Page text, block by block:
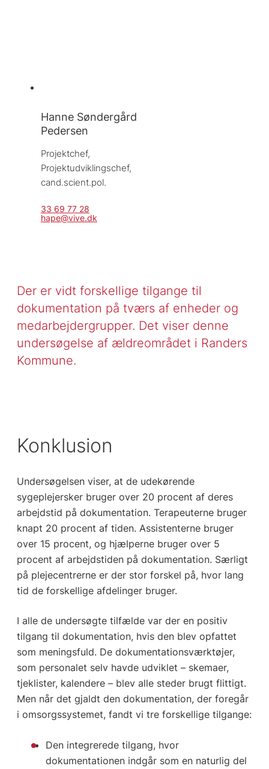
Hanne Søndergård
Pedersen
Projektchef,
Projektudviklingschef,
cand.scient.pol.
33 69 77 28
hape@vive.dk
Der er vidt forskellige tilgange til
dokumentation på tværs af enheder og
medarbejdergrupper. Det viser denne
undersøgelse af ældreområdet i Randers
Kommune.
Konklusion
Undersøgelsen viser, at de udekørende
sygeplejersker bruger over 20 procent af deres
arbejdstid på dokumentation. Terapeuterne bruger
knapt 20 procent af tiden. Assistenterne bruger
over 15 procent, og hjælperne bruger over 5
procent af arbejdstiden på dokumentation. Særligt
på plejecentrerne er der stor forskel på, hvor lang
tid de forskellige afdelinger bruger.
I alle de undersøgte tilfælde var der en positiv
tilgang til dokumentation, hvis den blev opfattet
som meningsfuld. De dokumentationsværktøjer,
som personalet selv havde udviklet – skemaer,
tjeklister, kalendere – blev alle steder brugt flittigt.
Men når det gjaldt den dokumentation, der foregår
i omsorgssystemet, fandt vi tre forskellige tilgange:
Den integrerede tilgang, hvor
dokumentationen indgår som en naturlig del